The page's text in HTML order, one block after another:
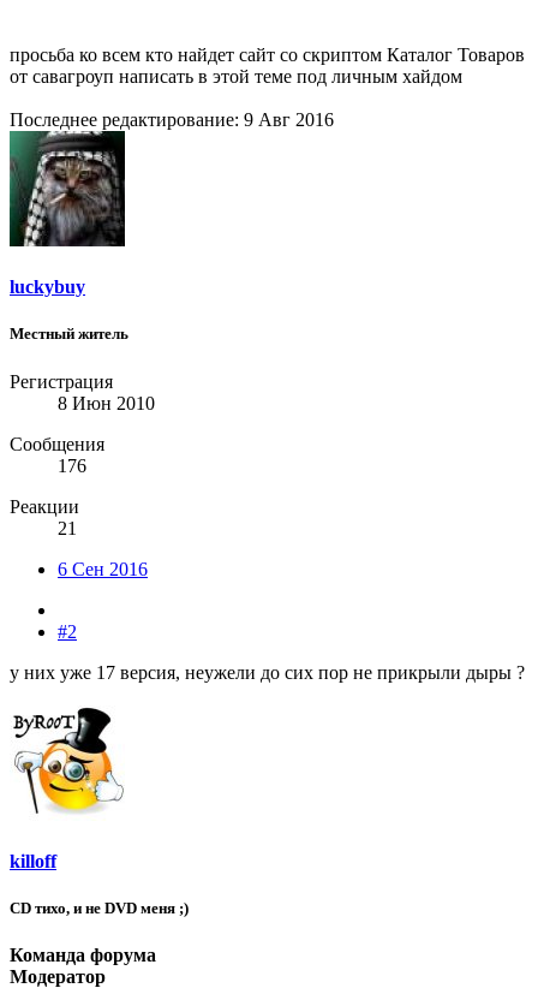
просьба ко всем кто найдет сайт со скриптом Каталог Товаров
от савагроуп написать в этой теме под личным хайдом
Последнее редактирование: 9 Авг 2016
luckybuy
Местный житель
Регистрация
8 Июн 2010
Сообщения
176
Реакции
21
6 Сен 2016
#2
у них уже 17 версия, неужели до сих пор не прикрыли дыры ?
killoff
CD тихо, и не DVD меня ;)
Команда форума
Модератор